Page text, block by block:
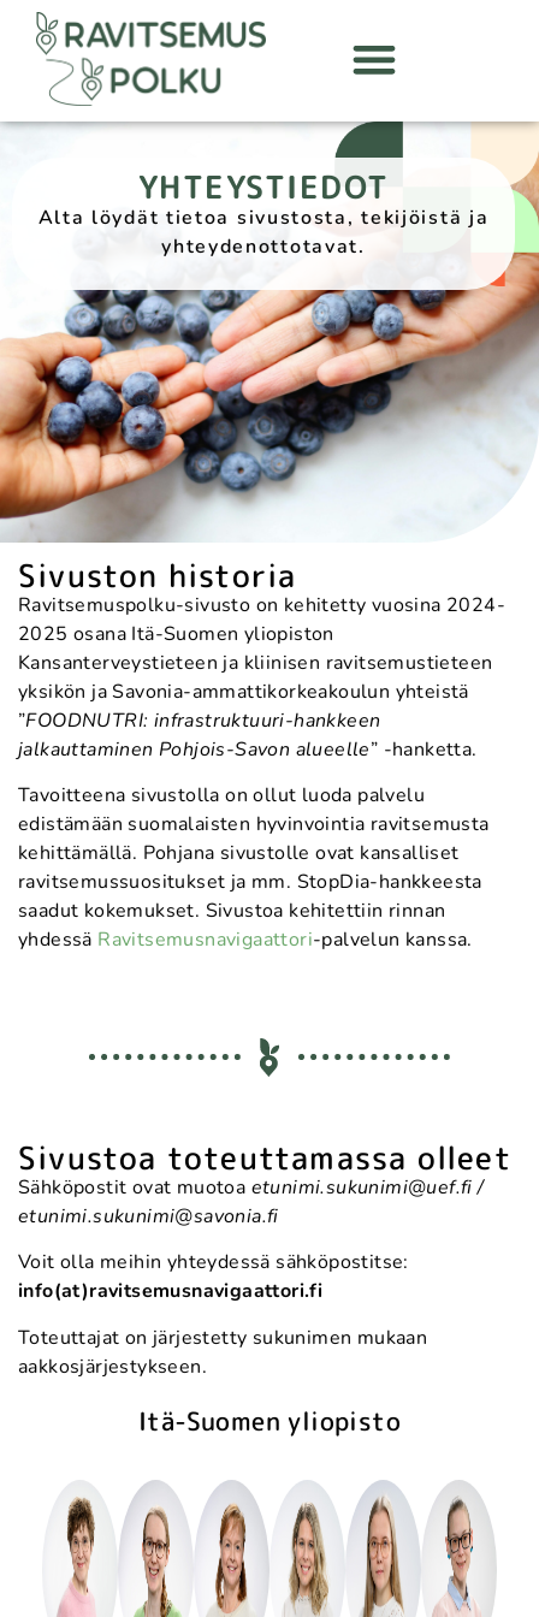
YHTEYSTIEDOT
Alta löydät tietoa sivustosta, tekijöistä ja
yhteydenottotavat.
Sivuston historia
Ravitsemuspolku-sivusto on kehitetty vuosina 2024-
2025 osana Itä-Suomen yliopiston
Kansanterveystieteen ja kliinisen ravitsemustieteen
yksikön ja Savonia-ammattikorkeakoulun yhteistä
”FOODNUTRI: infrastruktuuri-hankkeen
jalkauttaminen Pohjois-Savon alueelle​” -hanketta.
Tavoitteena sivustolla on ollut luoda palvelu
edistämään suomalaisten hyvinvointia ravitsemusta
kehittämällä. Pohjana sivustolle ovat kansalliset
ravitsemussuositukset ja mm. StopDia-hankkeesta
saadut kokemukset. Sivustoa kehitettiin rinnan
yhdessä Ravitsemusnavigaattori-palvelun kanssa.
Sivustoa toteuttamassa olleet
Sähköpostit ovat muotoa etunimi.sukunimi@uef.fi /
etunimi.sukunimi@savonia.fi
Voit olla meihin yhteydessä sähköpostitse:
info(at)ravitsemusnavigaattori.fi
Toteuttajat on järjestetty sukunimen mukaan
aakkosjärjestykseen.
Itä-Suomen yliopisto